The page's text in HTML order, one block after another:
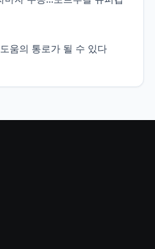
움의 통로가 될 수 있다